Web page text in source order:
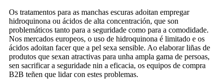
Os tratamentos para as manchas escuras adoitan empregar
hidroquinona ou ácidos de alta concentración, que son
problemáticos tanto para a seguridade como para a comodidade.
Nos mercados europeos, o uso de hidroquinona é limitado e os
ácidos adoitan facer que a pel sexa sensible. Ao elaborar liñas de
produtos que sexan atractivas para unha ampla gama de persoas,
sen sacrificar a seguridade nin a eficacia, os equipos de compra
B2B teñen que lidar con estes problemas.